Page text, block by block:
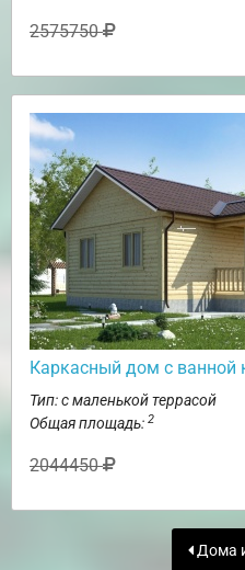
2575750
Каркасный дом с ванной
Тип: с маленькой террасой
Общая площадь: 2
2044450
Дома